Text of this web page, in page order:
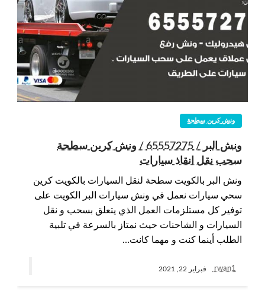
ونش كرين سطحة
ونش البر / 65557275 / ونش كرين سطحة
سحب نقل انقاذ سيارات
ونش البر بالكويت سطحة لنقل السيارات بالكويت كرين
سحي سيارات نعمل في ونش سيارات البر الكويت على
توفير كل مستلزمات العمل الذي يتعلق بسحب و نقل
السيارات و الشاحنات حيث نمتاز بالسرعة في تلبية
الطلب أينما كنت و مهما كانت…
rwan1 فبراير 22, 2021